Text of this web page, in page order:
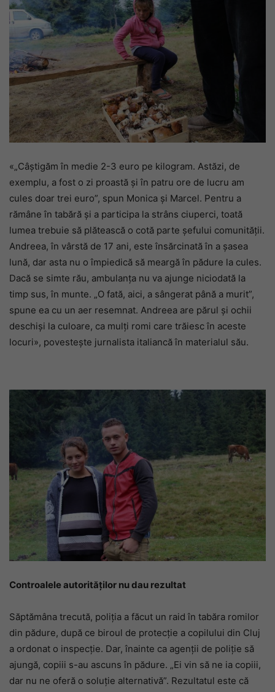
«„Câștigăm în medie 2-3 euro pe kilogram. Astăzi, de
exemplu, a fost o zi proastă și în patru ore de lucru am
cules doar trei euro”, spun Monica și Marcel. Pentru a
rămâne în tabără și a participa la strâns ciuperci, toată
lumea trebuie să plătească o cotă parte șefului comunității.
Andreea, în vârstă de 17 ani, este însărcinată în a șasea
lună, dar asta nu o împiedică să meargă în pădure la cules.
Dacă se simte rău, ambulanța nu va ajunge niciodată la
timp sus, în munte. „O fată, aici, a sângerat până a murit”,
spune ea cu un aer resemnat. Andreea are părul și ochii
deschiși la culoare, ca mulți romi care trăiesc în aceste
locuri», povestește jurnalista italiancă în materialul său.
Controalele autorităților nu dau rezultat
Săptămâna trecută, poliția a făcut un raid în tabăra romilor
din pădure, după ce biroul de protecție a copilului din Cluj
a ordonat o inspecție. Dar, înainte ca agenții de poliție să
ajungă, copiii s-au ascuns în pădure. „Ei vin să ne ia copiii,
dar nu ne oferă o soluție alternativă”. Rezultatul este că